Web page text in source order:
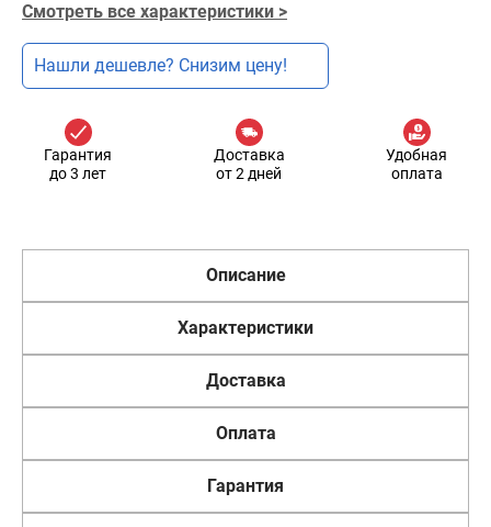
Смотреть все характеристики >
Нашли дешевле? Снизим цену!
Гарантия
до 3 лет
Доставка
от 2 дней
Удобная
оплата
Описание
Характеристики
Доставка
Оплата
Гарантия